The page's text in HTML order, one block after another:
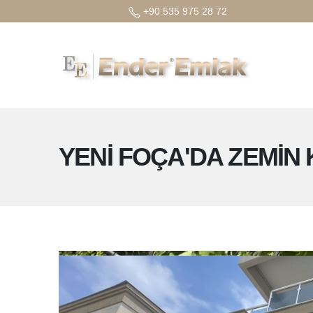
+90 535 975 28 72
YENİ FOÇA'DA ZEMİN